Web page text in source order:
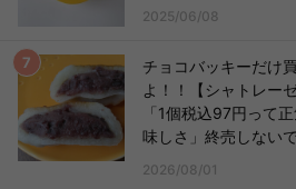
2025/06/08
チョコバッキーだけ
よ！！【シャトレー
「1個税込97円って
味しさ」終売しない
2026/08/01